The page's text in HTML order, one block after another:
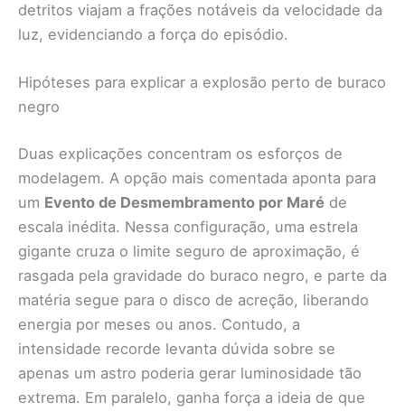
detritos viajam a frações notáveis da velocidade da
luz, evidenciando a força do episódio.
Hipóteses para explicar a explosão perto de buraco
negro
Duas explicações concentram os esforços de
modelagem. A opção mais comentada aponta para
um Evento de Desmembramento por Maré de
escala inédita. Nessa configuração, uma estrela
gigante cruza o limite seguro de aproximação, é
rasgada pela gravidade do buraco negro, e parte da
matéria segue para o disco de acreção, liberando
energia por meses ou anos. Contudo, a
intensidade recorde levanta dúvida sobre se
apenas um astro poderia gerar luminosidade tão
extrema. Em paralelo, ganha força a ideia de que